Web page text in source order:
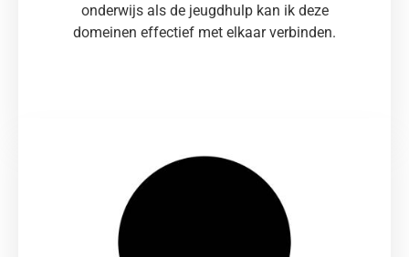
onderwijs als de jeugdhulp kan ik deze
domeinen effectief met elkaar verbinden.